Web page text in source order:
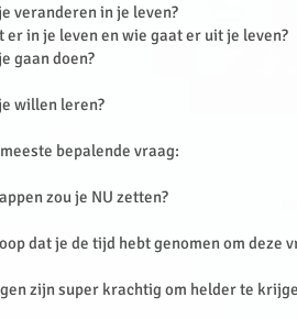
veranderen in je leven?
er in je leven en wie gaat er uit je leven?
gaan doen?
willen leren?
bepalende vraag:
zou je NU zetten?
dat je de tijd hebt genomen om deze
zijn super krachtig om helder te